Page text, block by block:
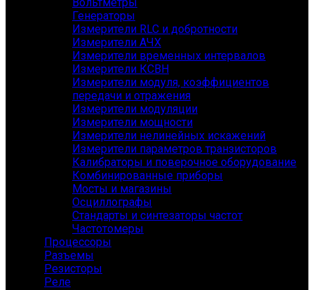
Генераторы
Измерители RLC и добротности
Измерители АЧХ
Измерители временных интервалов
Измерители КСВН
Измерители модуля, коэффициентов
передачи и отражения
Измерители модуляции
Измерители мощности
Измерители нелинейных искажений
Измерители параметров транзисторов
Калибраторы и поверочное оборудование
Комбинированные приборы
Мосты и магазины
Осциллографы
Стандарты и синтезаторы частот
Частотомеры
Процессоры
Разъемы
Резисторы
Реле